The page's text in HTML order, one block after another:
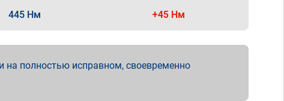
445 Нм +45 Нм
на полностью исправном, своевременно